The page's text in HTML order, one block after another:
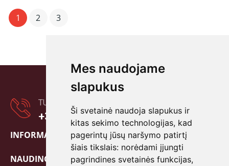
Mes naudojame
slapukus
Ši svetainė naudoja slapukus ir
kitas sekimo technologijas, kad
pagerintų jūsų naršymo patirtį
šiais tikslais: norėdami įjungti
pagrindines svetainės funkcijas,
1 2 3
TURITE KLAUSIMŲ?
+370 601 80838
INFORMACIJA
NAUDINGA!